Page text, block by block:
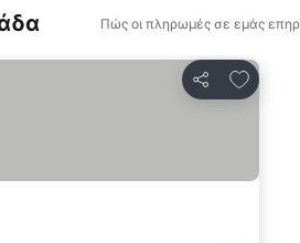
Πώς οι πληρωμές σε εμάς
Κοινοποίηση